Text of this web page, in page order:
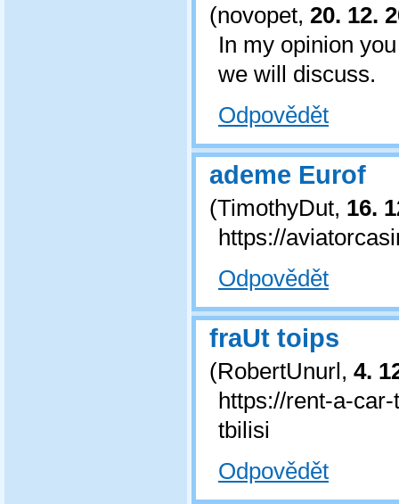
(novopet, 20. 12.
In my opinion
we will discuss.
Odpovědět
ademe Eurof
(TimothyDut, 16.
https://
Odpovědět
fraUt toips
(RobertUnurl, 4.
https://rent-a-
tbilisi
Odpovědět